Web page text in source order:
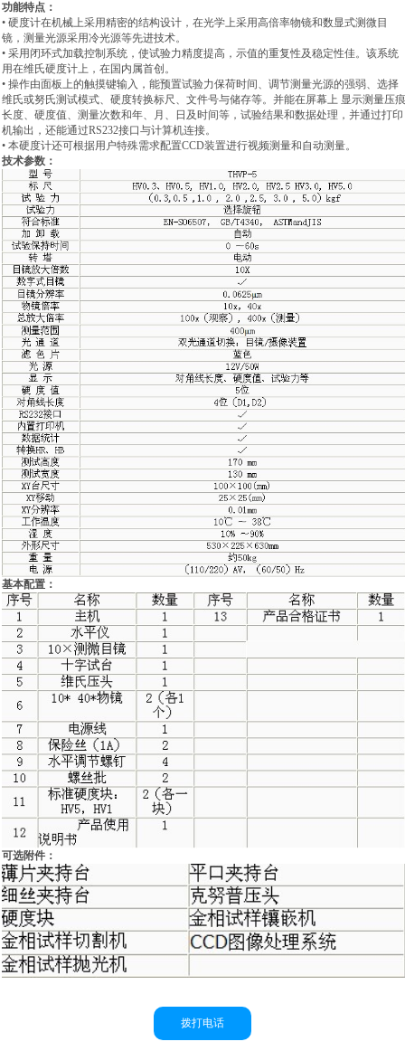
功能特点：
• 硬度计在机械上采用精密的结构设计， 在光学上采用高倍率物镜和数显式测微目
镜， 测量光源采用冷光源等先进技术。
• 采用闭环式加载控制系统， 使试验力精度提高， 示值的重复性及稳定性佳。该系统
用在维氏硬度计上，在国内属首创。
• 操作由面板上的触摸键输入， 能预置试验力保荷时间、调节测量光源的强弱、选择
维氏或努氏测试模式、硬度转换标尺、文件号与储存等。并能在屏幕上 显示测量压痕
长度、硬度值、测量次数和年、月、日及时间等，试验结果和数据处理， 并通过打印
机输出， 还能通过RS232接口与计算机连接。
• 本硬度计还可根据用户特殊需求配置CCD装置进行视频测量和自动测量。
技术参数：
基本配置：
可选附件：
拨打电话